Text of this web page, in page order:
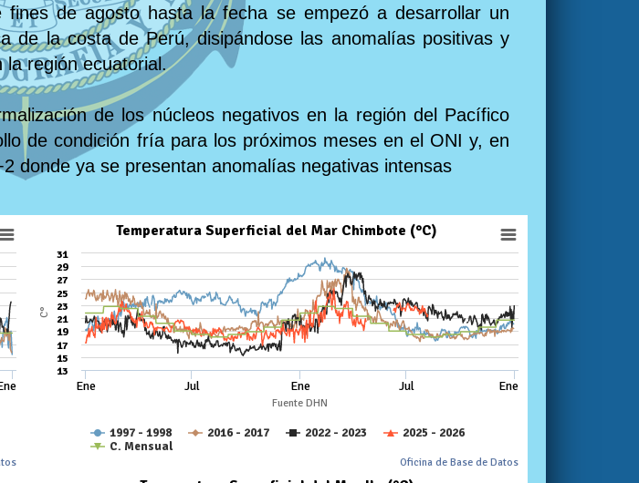
de agosto hasta la fecha se empezó a desarrollar un
de la costa de Perú, disipándose las anomalías positivas y
región ecuatorial.
de los núcleos negativos en la región del Pacífico
de condición fría para los próximos meses en el ONI y, en
donde ya se presentan anomalías negativas intensas